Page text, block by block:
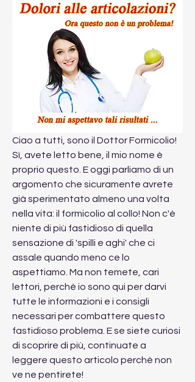
Ciao a tutti, sono il Dottor Formicolio!
Sì, avete letto bene, il mio nome è
proprio questo. E oggi parliamo di un
argomento che sicuramente avrete
già sperimentato almeno una volta
nella vita: il formicolio al collo! Non c'è
niente di più fastidioso di quella
sensazione di 'spilli e aghi' che ci
assale quando meno ce lo
aspettiamo. Ma non temete, cari
lettori, perché io sono qui per darvi
tutte le informazioni e i consigli
necessari per combattere questo
fastidioso problema. E se siete curiosi
di scoprire di più, continuate a
leggere questo articolo perché non
ve ne pentirete!